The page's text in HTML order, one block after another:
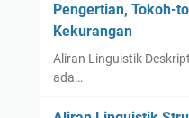
Pengertian, Tokoh-
Kekurangan
Aliran Linguistik
ada…